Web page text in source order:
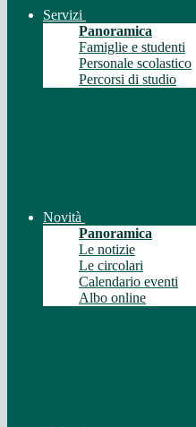
Servizi
Panoramica
Famiglie e studenti
Personale scolastico
Percorsi di studio
Novità
Panoramica
Le notizie
Le circolari
Calendario eventi
Albo online